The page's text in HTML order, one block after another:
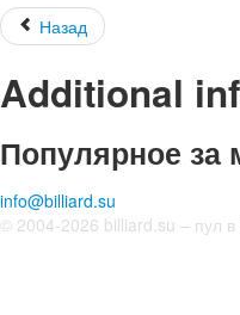
Назад
Additional
Популярное за
info@billiard.su
© 2004-2026 billiard.su – пул в